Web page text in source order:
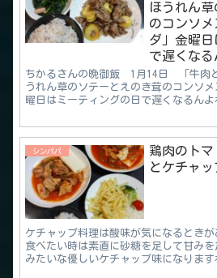
ほうれん
のコンソ
ダ」金曜
で遅くなる
ちかるさんの晩御飯 1月14日 「牛肉
うれん草のソテーとえのき茸のコンソ
曜日はミーティングの日で遅くなるんよ
シンパパ
鶏肉のト
とケチャ
ケチャップ料理は酸味が気になるとき
食べたい時は素直に砂糖を足して甘み
みたいな優しいケチャップ味になります